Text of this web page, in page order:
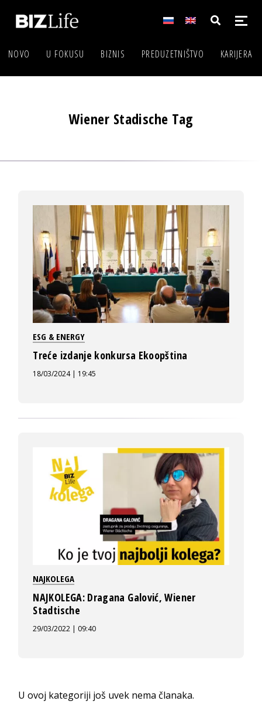
NOVO U FOKUSU BIZNIS PREDUZETNIŠTVO KARIJERA
Wiener Stadische Tag
ESG & ENERGY
Treće izdanje konkursa Ekoopština
18/03/2024 | 19:45
NAJKOLEGA
NAJKOLEGA: Dragana Galović, Wiener
Stadtische
29/03/2022 | 09:40
U ovoj kategoriji još uvek nema članaka.